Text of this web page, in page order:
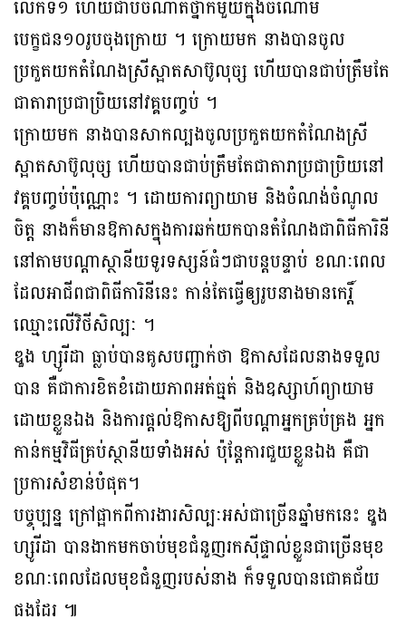
លើកទី១ ហើយជាប់ចំណាត់ថ្នាក់មួយក្នុងចំណោម
បេក្ខជន១០រូបចុងក្រោយ ។ ក្រោយមក នាងបានចូល
ប្រកួតយកតំណែងស្រីស្អាតសាប៊ូលុច្ស ហើយបានជាប់ត្រឹមតែ
ជាតារាប្រជាប្រិយនៅវគ្គបញ្ចប់ ។
ក្រោយមក នាងបានសាកល្បងចូលប្រកួតយកតំណែងស្រី
ស្អាតសាប៊ូលុច្ស ហើយបានជាប់ត្រឹមតែជាតារាប្រជាប្រិយនៅ
វគ្គបញ្ចប់ប៉ុណ្ណោះ ។ ដោយការព្យាយាម និងចំណង់ចំណូល
ចិត្ត នាងក៏មានឱកាសក្នុងការឆក់យកបានតំណែងជាពិធីការិនី
នៅតាមបណ្តាស្ថានីយទូរទស្សន៍ធំៗជាបន្តបន្ទាប់ ខណៈពេល
ដែលអាជីពជាពិធីការិនីនេះ កាន់តែធ្វើឲ្យរូបនាងមានកេរ្តិ៍
ឈ្មោះលើវិថីសិល្បៈ ។
ឌួង ហ្សូរីដា ធ្លាប់បានគូសបញ្ជាក់ថា ឱកាសដែលនាងទទួល
បាន គឺជាការខិតខំដោយភាពអត់ធ្មត់ និងឧស្សាហ៍ព្យាយាម
ដោយខ្លួនឯង និងការផ្តល់ឱកាសឱ្យពីបណ្តាអ្នកគ្រប់គ្រង អ្នក
កាន់កម្មវិធីគ្រប់ស្ថានីយទាំងអស់ ប៉ុន្តែការជួយខ្លួនឯង គឺជា
ប្រការសំខាន់បំផុត។
បច្ចុប្បន្ន ក្រៅផ្អាកពីការងារសិល្បៈអស់ជាច្រើនឆ្នាំមកនេះ ឌួង
ហ្សូរីដា បានងាកមកចាប់មុខជំនួញរកស៊ីផ្ទាល់ខ្លួនជាច្រើនមុខ
ខណៈពេលដែលមុខជំនួញរបស់នាង ក៏ទទួលបានជោគជ័យ
ផងដែរ ៕